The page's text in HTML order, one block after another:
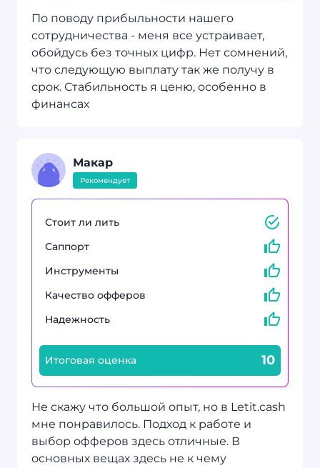
По поводу прибыльности нашего
сотрудничества - меня все устраивает,
обойдусь без точных цифр. Нет сомнений,
что следующую выплату так же получу в
срок. Стабильность я ценю, особенно в
финансах
Макар
Рекомендует
Стоит ли лить
Саппорт
Инструменты
Качество офферов
Надежность
Итоговая оценка 10
Не скажу что большой опыт, но в Letit.cash
мне понравилось. Подход к работе и
выбор офферов здесь отличные. В
основных вещах здесь не к чему